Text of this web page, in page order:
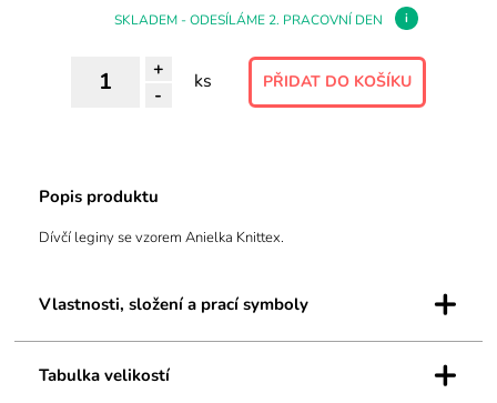
SKLADEM - ODESÍLÁME 2. PRACOVNÍ DEN i
+
-
ks
Popis produktu
Dívčí leginy se vzorem Anielka Knittex.
Vlastnosti, složení a prací symboly +
Tabulka velikostí +